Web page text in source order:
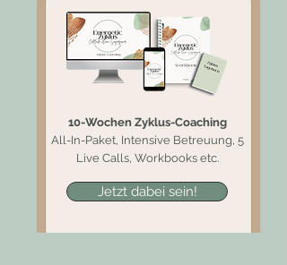
10-Wochen Zyklus-Coaching
All-In-Paket, Intensive Betreuung, 5
Live Calls, Workbooks etc.
Jetzt dabei sein!